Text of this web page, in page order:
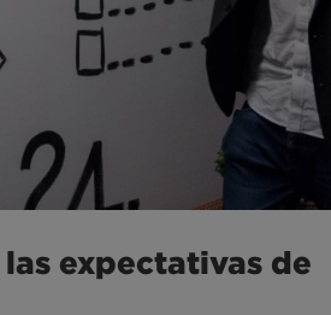
expectativas de